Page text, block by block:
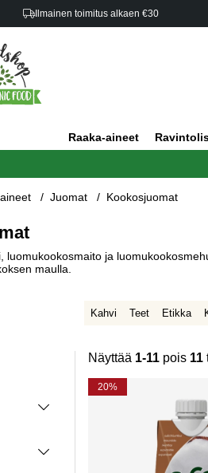
Ilmainen toimitus alkaen €30
Raaka-aineet
Juomat Kookosjuomat
luomukookosmaito ja
maulla.
Kahvi Teet Etikka
Näyttää 1-11 pois 11
Tuotteet
20%